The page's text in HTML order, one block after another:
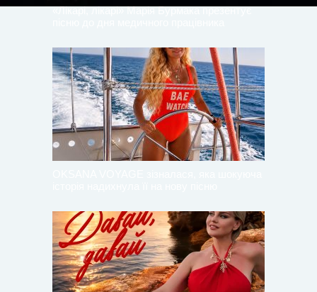
«Лікарі, лікарі» Марія Бурмака презентує